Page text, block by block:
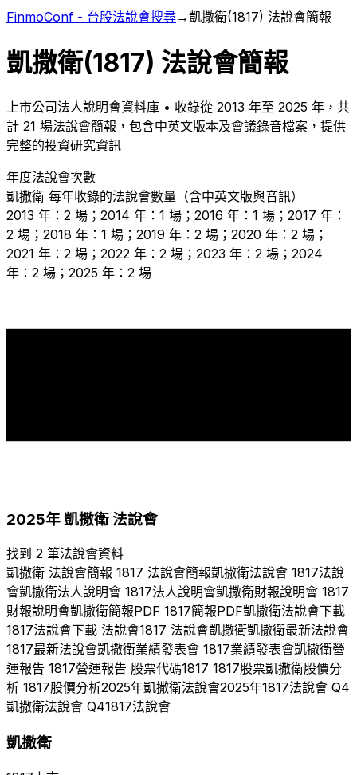
FinmoConf - 台股法說會搜尋→凱撒衛(1817) 法說會簡報
凱撒衛(1817) 法說會簡報
上市公司法人說明會資料庫 • 收錄從 2013 年至 2025 年，共
計 21 場法說會簡報，包含中英文版本及會議錄音檔案，提供
完整的投資研究資訊
年度法說會次數
凱撒衛 每年收錄的法說會數量（含中英文版與音訊）
2013 年：2 場；2014 年：1 場；2016 年：1 場；2017 年：
2 場；2018 年：1 場；2019 年：2 場；2020 年：2 場；
2021 年：2 場；2022 年：2 場；2023 年：2 場；2024
年：2 場；2025 年：2 場
2025年凱撒衛法說會
找到 2 筆法說會資料
凱撒衛 法說會簡報 1817 法說會簡報凱撒衛法說會 1817法說
會凱撒衛法人說明會 1817法人說明會凱撒衛財報說明會 1817
財報說明會凱撒衛簡報PDF 1817簡報PDF凱撒衛法說會下載
1817法說會下載 法說會1817 法說會凱撒衛凱撒衛最新法說會
1817最新法說會凱撒衛業績發表會 1817業績發表會凱撒衛營
運報告 1817營運報告 股票代碼1817 1817股票凱撒衛股價分
析 1817股價分析2025年凱撒衛法說會2025年1817法說會 Q4
凱撒衛法說會 Q41817法說會
凱撒衛